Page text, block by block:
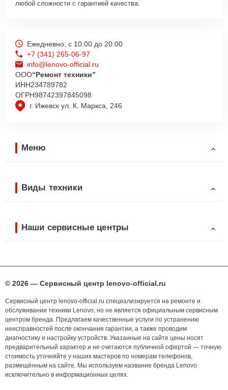
любой сложности с гарантией качества.
г. Ижевск ул. К. Маркса, 246
Ежедневно, с 10:00 до 20:00
+7 (341) 265-06-97
info@lenovo-official.ru
ООО“Ремонт техники”
ИНН234789782
ОГРН98742397845098
Меню
Виды техники
Наши сервисные центры
© 2026 — Сервисный центр lenovo-official.ru
Сервисный центр lenovo-official.ru специализируется на ремонте и
обслуживании техники Lenovo, но не является официальным сервисным
центром бренда. Предлагаем качественные услуги по устранению
неисправностей после окончания гарантии, а также проводим
диагностику и настройку устройств. Указанные на сайте цены носят
предварительный характер и не считаются публичной офертой — точную
стоимость уточняйте у наших мастеров по номерам телефонов,
размещённым на сайте. Мы используем название бренда Lenovo
исключительно в информационных целях.